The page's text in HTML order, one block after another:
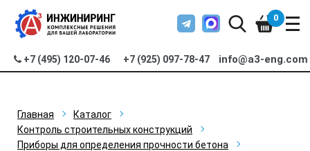
+7 (495) 120-07-46 +7 (925) 097-78-47 info@a3-eng.com
0
Главная
Каталог
Контроль строительных конструкций
Приборы для определения прочности бетона